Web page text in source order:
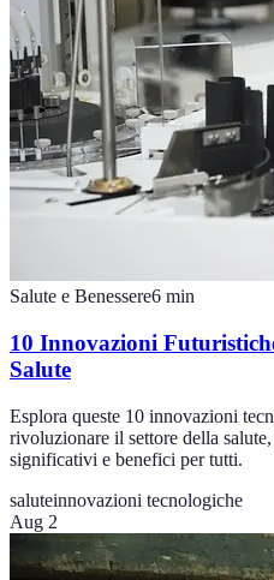
Salute e Benessere6 min
10 Innovazioni
Salute
Esplora queste 10 innovazioni
rivoluzionare il settore della
significativi e benefici per tutti.
saluteinnovazioni tecnologiche
Aug 2